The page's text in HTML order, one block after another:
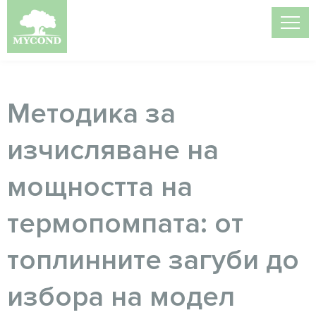
Методика за
изчисляване на
мощността на
термопомпата: от
топлинните загуби до
избора на модел